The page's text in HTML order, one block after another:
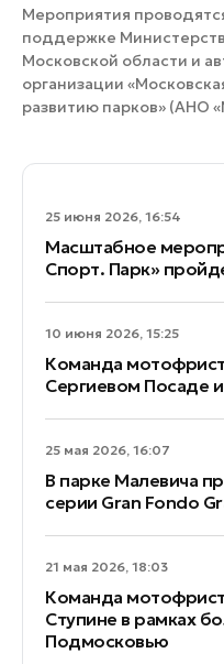
25 июня 2026, 16:54
Масштабное
Спорт. Парк»
10 июня 2026, 15:25
Команда
Сергиевом Посаде
25 мая 2026, 16:07
В парке Малевича
серии Gran Fondo
21 мая 2026, 18:03
Команда
Ступине в рамках
Подмосковью
Мероприятия
поддержке
Московской области и
организации
развитию парков» (АНО